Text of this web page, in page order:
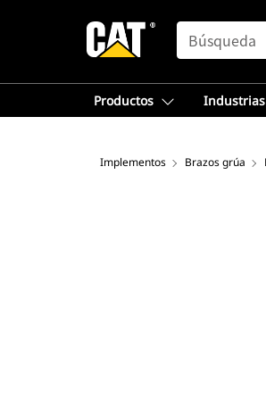
SEARCH
Productos Industrias
Implementos Brazos grúa